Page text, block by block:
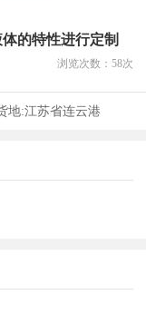
的特性进行定制
浏览次数： 58次
地:江苏省连云港